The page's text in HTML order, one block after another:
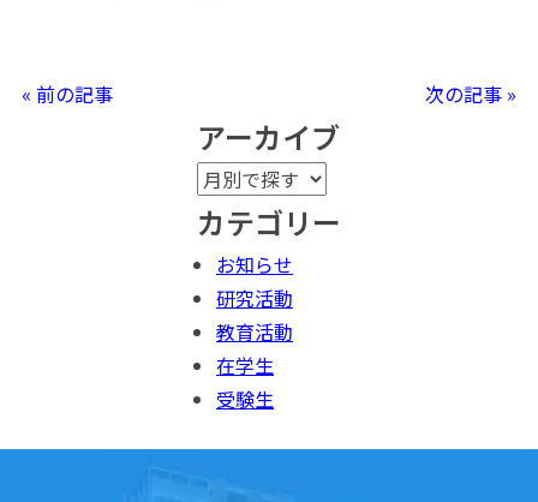
« 前の記事 次の記事 »
アーカイブ
カテゴリー
お知らせ
研究活動
教育活動
在学生
受験生